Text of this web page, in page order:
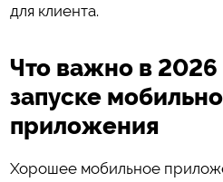
для клиента.
Что важно в 2026
запуске
приложения
Хорошее мобильное